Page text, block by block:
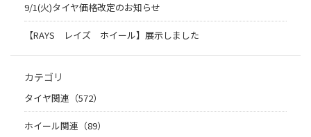
9/1(火)タイヤ価格改定のお知らせ
【RAYS レイズ ホイール】展示しました
カテゴリ
タイヤ関連（572）
ホイール関連（89）